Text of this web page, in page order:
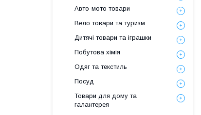
Авто-мото товари
Вело товари та туризм
Дитячі товари та іграшки
Побутова хімія
Одяг та текстиль
Посуд
Товари для дому та
галантерея